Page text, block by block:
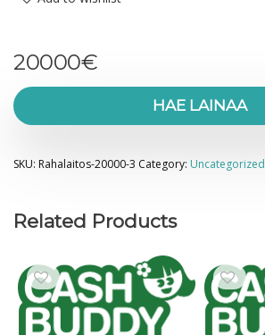
20000€
HAE LAINAA
SKU: Rahalaitos-20000-3 Category: Uncategorized
Related Products